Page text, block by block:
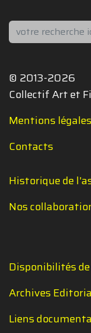
Rechercher
© 2013-2026
Collectif Art et
Mentions légales
Contacts
Historique de
Nos
Disponibilités
Archives
Liens